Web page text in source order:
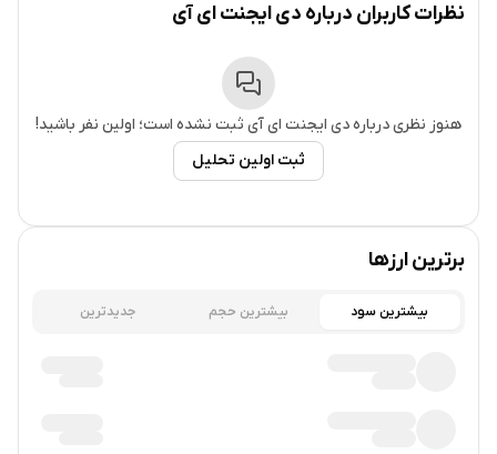
وظایف پیچیده، نیاز به چارچوبی برای اعتمادپذیری و شفافیت
خروجی LLMها احتمالی و غیرقطعی است.
سوابق تصمیم‌ها هستند.
نظرات کاربران درباره دی ایجنت ای آی
هنوز نظری دربارهدی ایجنت ای آی ثبت نشده است؛ اولین نفر باشید!
ثبت اولین تحلیل
برترین ارزها
بیشترین سود بیشترین حجم جدیدترین